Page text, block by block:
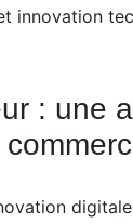
innovation
: une